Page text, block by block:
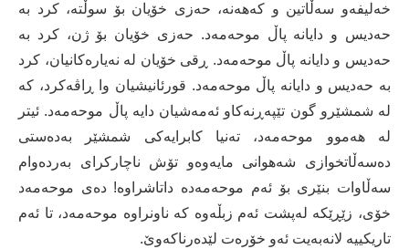
خەلیفەو سەڵاتین و کەهەنە، حەزی خۆیان بۆ سوڵتە، کرد بە
حەدیس و دایانە پاڵ موحەمەد. حەزی خۆیان بۆ ژن، کرد بە
حەدیس و دایانە پاڵ موحەمەد. ڕقی خۆیان لە نەیارەکانیان، کرد
بە حەدیس و دایانە پاڵ موحەمەد. قورئانیشیان وا ڕاڤەکرد، کە
لە شمشێرو گون تێپەڕنەکاو ئەمەشیان دایە پاڵ موحەمەد. ئیتر
لە هەموو موحەمەد، تەنیا کابرایەکی شمشێر بەدەستی
دەسەڵاتخوازی شەهوانی مایەوەو تۆش ناچارکرای بەردەوام
سەڵاوات بنێری بۆ ئەم موحەمەدە داتاشراوە! دەی موحەمەد
خۆی، زێڕێکە لەپشت ئەم زبڵەوە کە ناونراوە موحەمەد، تا ئەم
تاریکییە لانەبەیت ئەو خۆرەت لێدەرناکەوێ.